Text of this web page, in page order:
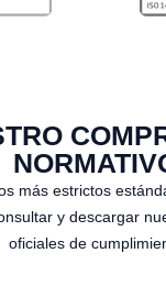
más estrictos
y descargar
oficiales de